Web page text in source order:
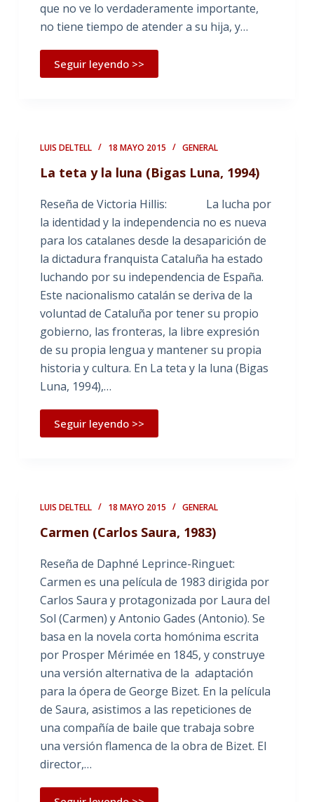
que no ve lo verdaderamente importante,
no tiene tiempo de atender a su hija, y…
Seguir leyendo >>
LUIS DELTELL 18 MAYO 2015 GENERAL
La teta y la luna (Bigas Luna, 1994)
Reseña de Victoria Hillis: La lucha por
la identidad y la independencia no es nueva
para los catalanes desde la desaparición de
la dictadura franquista Cataluña ha estado
luchando por su independencia de España.
Este nacionalismo catalán se deriva de la
voluntad de Cataluña por tener su propio
gobierno, las fronteras, la libre expresión
de su propia lengua y mantener su propia
historia y cultura. En La teta y la luna (Bigas
Luna, 1994),…
Seguir leyendo >>
LUIS DELTELL 18 MAYO 2015 GENERAL
Carmen (Carlos Saura, 1983)
Reseña de Daphné Leprince-Ringuet:
Carmen es una película de 1983 dirigida por
Carlos Saura y protagonizada por Laura del
Sol (Carmen) y Antonio Gades (Antonio). Se
basa en la novela corta homónima escrita
por Prosper Mérimée en 1845, y construye
una versión alternativa de la adaptación
para la ópera de George Bizet. En la película
de Saura, asistimos a las repeticiones de
una compañía de baile que trabaja sobre
una versión flamenca de la obra de Bizet. El
director,…